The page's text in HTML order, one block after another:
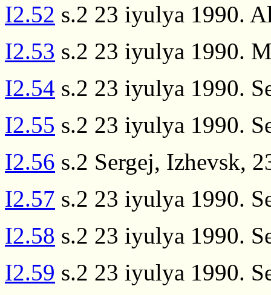
I2.52 s.2 23 iyulya 1990.
I2.53 s.2 23 iyulya 1990.
I2.54 s.2 23 iyulya 1990.
I2.55 s.2 23 iyulya 1990.
I2.56 s.2 Sergej, Izhevsk,
I2.57 s.2 23 iyulya 1990.
I2.58 s.2 23 iyulya 1990.
I2.59 s.2 23 iyulya 1990.